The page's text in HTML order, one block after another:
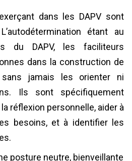
dans les DAPV sont
étant au
du DAPV, les faciliteurs
dans la construction de
jamais les orienter ni
Ils sont spécifiquement
réflexion personnelle, aider à
besoins, et à identifier les
posture neutre, bienveillante